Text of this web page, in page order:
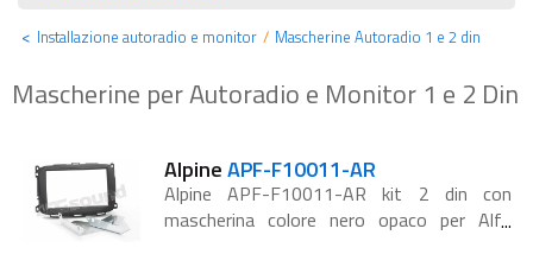
Cavi e Accessori
Batterie
Auto Tuning
Installazione autoradio e monitor Mascherine Autoradio 1 e 2 din
Mascherine per Autoradio e Monitor 1 e 2 Din
AlpineAPF-F10011-AR
Alpine APF-F10011-AR kit 2 din con
mascherina colore nero opaco per Alfa